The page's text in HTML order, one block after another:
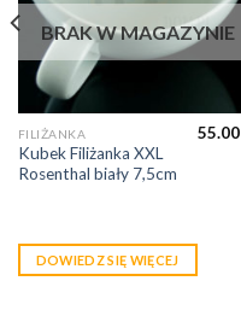
BRAK W MAGAZYNIE
FILIŻANKA
Kubek Filiżanka XXL
Rosenthal biały 7,5cm
55.00
DOWIEDZ SIĘ WIĘCEJ